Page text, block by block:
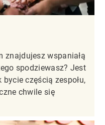
znajdujesz wspaniałą
spodziewasz? Jest
częścią zespołu,
chwile się